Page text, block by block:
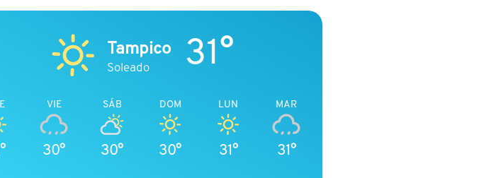
Tampico
Soleado 31°
VIE
30°
SÁB
30°
DOM
30°
LUN
31°
MAR
31°